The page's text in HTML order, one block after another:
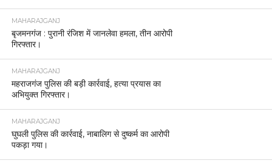
MAHARAJGANJ
बृजमनगंज : पुरानी रंजिश में जानलेवा हमला, तीन आरोपी
गिरफ्तार।
MAHARAJGANJ
महराजगंज पुलिस की बड़ी कार्रवाई, हत्या प्रयास का
अभियुक्त गिरफ्तार।
MAHARAJGANJ
घुघली पुलिस की कार्रवाई, नाबालिग से दुष्कर्म का आरोपी
पकड़ा गया।